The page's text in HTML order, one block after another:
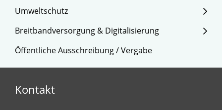
Umweltschutz
Breitbandversorgung & Digitalisierung
Öffentliche Ausschreibung / Vergabe
Kontakt